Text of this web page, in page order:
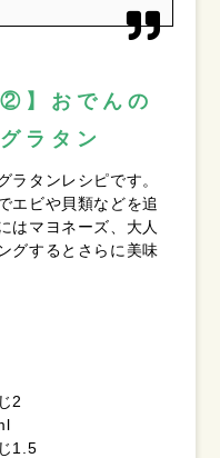
②】おでんの
ラタン
ラタンレシピです。
エビや貝類などを追
はマヨネーズ、大人
グするとさらに美味
2
1.5